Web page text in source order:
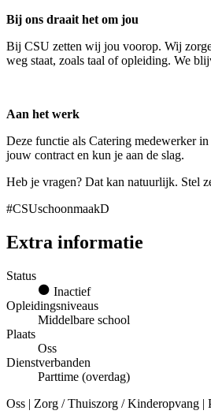
Bij ons draait het om jou
Bij CSU zetten wij jou voorop. Wij
weg staat, zoals taal of opleiding. We
Aan het werk
Deze functie als Catering medewerker
jouw contract en kun je aan de slag.
Heb je vragen? Dat kan natuurlijk. Stel
#CSUschoonmaakD
Extra informatie
Status
Inactief
Opleidingsniveaus
Middelbare school
Plaats
Oss
Dienstverbanden
Parttime (overdag)
Oss | Zorg / Thuiszorg / Kinderopvang |